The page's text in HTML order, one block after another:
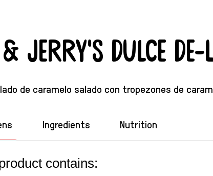
& Jerry's Dulce
de caramelo salado con tropezones de
Ingredients Nutrition
contains: